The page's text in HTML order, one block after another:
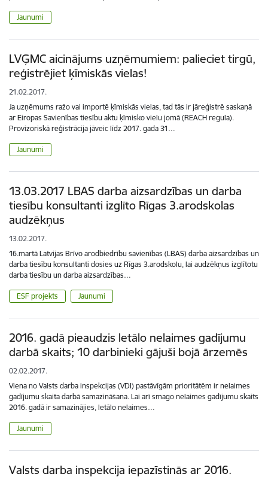
Jaunumi
LVĢMC aicinājums uzņēmumiem: palieciet tirgū,
reģistrējiet ķīmiskās vielas!
21.02.2017.
Ja uzņēmums ražo vai importē ķīmiskās vielas, tad tās ir jāreģistrē saskaņā
ar Eiropas Savienības tiesību aktu ķīmisko vielu jomā (REACH regula).
Provizoriskā reģistrācija jāveic līdz 2017. gada 31…
Jaunumi
13.03.2017 LBAS darba aizsardzības un darba
tiesību konsultanti izglīto Rīgas 3.arodskolas
audzēkņus
13.02.2017.
16.martā Latvijas Brīvo arodbiedrību savienības (LBAS) darba aizsardzības un
darba tiesību konsultanti dosies uz Rīgas 3.arodskolu, lai audzēkņus izglītotu
darba tiesību un darba aizsardzības…
ESF projekts Jaunumi
2016. gadā pieaudzis letālo nelaimes gadījumu
darbā skaits; 10 darbinieki gājuši bojā ārzemēs
02.02.2017.
Viena no Valsts darba inspekcijas (VDI) pastāvīgām prioritātēm ir nelaimes
gadījumu skaita darbā samazināšana. Lai arī smago nelaimes gadījumu skaits
2016. gadā ir samazinājies, letālo nelaimes…
Jaunumi
Valsts darba inspekcija iepazīstinās ar 2016.